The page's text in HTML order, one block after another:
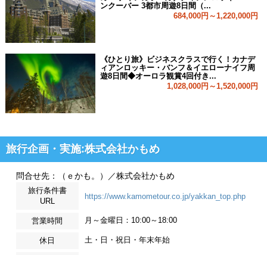
ンクーバー 3都市周遊8日間（...
684,000円～1,220,000円
《ひとり旅》ビジネスクラスで行く！カナデ
ィアンロッキー・バンフ＆イエローナイフ周
遊8日間◆オーロラ観賞4回付き...
1,028,000円～1,520,000円
旅行企画・実施:株式会社かもめ
問合せ先：（ｅかも。）／株式会社かもめ
旅行条件書
URL
https://www.kamometour.co.jp/yakkan_top.php
営業時間 月～金曜日：10:00～18:00
休日 土・日・祝日・年末年始